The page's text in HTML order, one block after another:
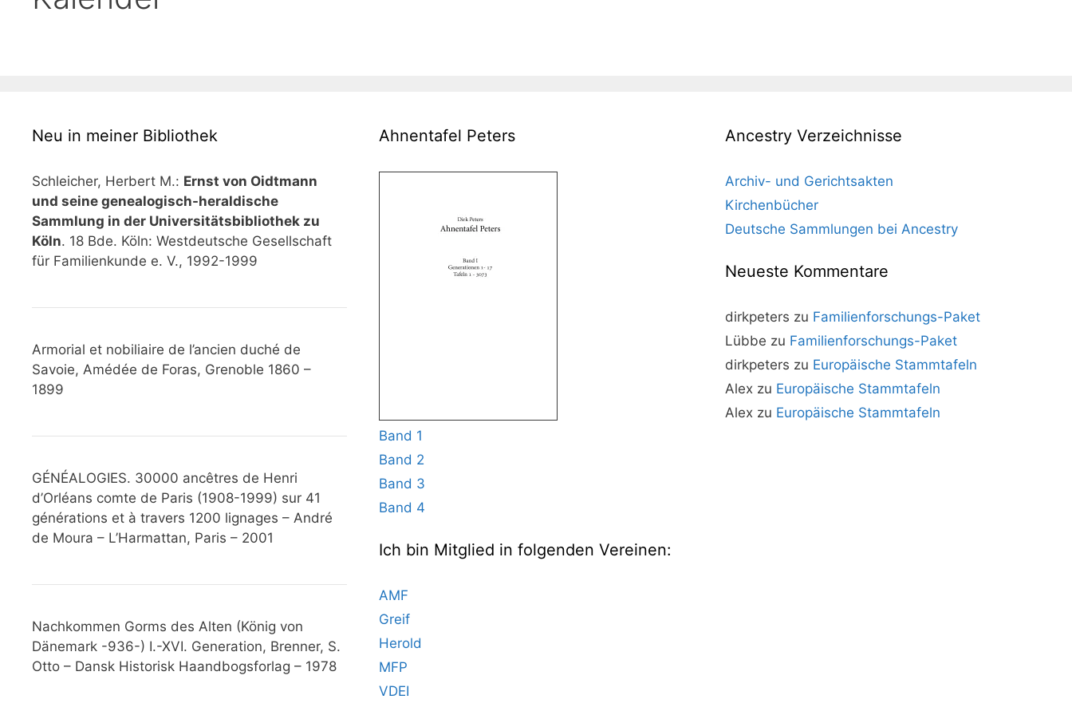
Neu in meiner Bibliothek
Schleicher, Herbert M.: Ernst von Oidtmann
und seine genealogisch-heraldische
Sammlung in der Universitätsbibliothek zu
Köln. 18 Bde. Köln: Westdeutsche Gesellschaft
für Familienkunde e. V., 1992-1999
Armorial et nobiliaire de l’ancien duché de
Savoie, Amédée de Foras, Grenoble 1860 –
1899
GÉNÉALOGIES. 30000 ancêtres de Henri
d’Orléans comte de Paris (1908-1999) sur 41
générations et à travers 1200 lignages – André
de Moura – L’Harmattan, Paris – 2001
Nachkommen Gorms des Alten (König von
Dänemark -936-) I.-XVI. Generation, Brenner, S.
Otto – Dansk Historisk Haandbogsforlag – 1978
Ahnentafel Peters
Band 1
Band 2
Band 3
Band 4
Ich bin Mitglied in folgenden Vereinen:
AMF
Greif
Herold
MFP
VDEI
Ancestry Verzeichnisse
Archiv- und Gerichtsakten
Kirchenbücher
Deutsche Sammlungen bei Ancestry
Neueste Kommentare
dirkpeters zu Familienforschungs-Paket
Lübbe zu Familienforschungs-Paket
dirkpeters zu Europäische Stammtafeln
Alex zu Europäische Stammtafeln
Alex zu Europäische Stammtafeln